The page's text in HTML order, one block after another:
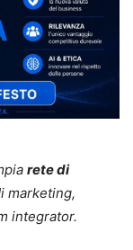
rete di
marketing,
integrator.